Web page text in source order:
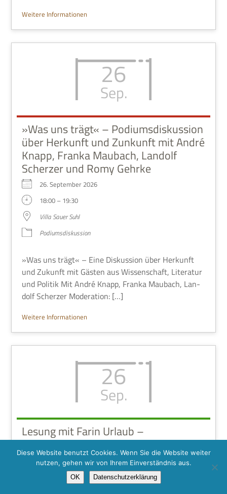
Wei­tere Informationen
26
Sep.
»Was uns trägt« – Podiumsdiskussion
über Herkunft und Zunkunft mit André
Knapp, Franka Maubach, Landolf
Scherzer und Romy Gehrke
26. Sep­tem­ber 2026
18:00 – 19:30
Villa Sauer Suhl
Podi­ums­dis­kus­sion
»Was uns trägt« – Eine Dis­kus­sion über Her­kunft
und Zukunft mit Gästen aus Wis­sen­schaft, Lite­ra­tur
und Poli­tik Mit André Knapp, Franka Mau­bach, Lan­
dolf Scher­zer Moderation: […]
Wei­tere Informationen
26
Sep.
Lesung mit Farin Urlaub –
ausverkauft -
26. Sep­tem­ber 2026
19:30 – 21:00
Diese Website benutzt Cookies. Wenn Sie die Website weiter
nutzen, gehen wir von Ihrem Einverständnis aus.
OK Datenschutzerklärung